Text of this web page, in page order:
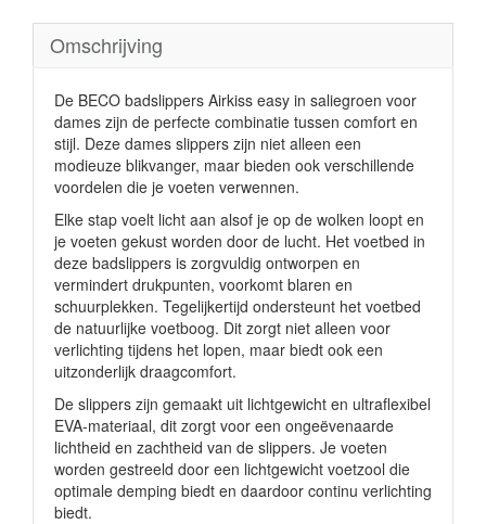
Omschrijving
De BECO badslippers Airkiss easy in saliegroen voor
dames zijn de perfecte combinatie tussen comfort en
stijl. Deze dames slippers zijn niet alleen een
modieuze blikvanger, maar bieden ook verschillende
voordelen die je voeten verwennen.
Elke stap voelt licht aan alsof je op de wolken loopt en
je voeten gekust worden door de lucht. Het voetbed in
deze badslippers is zorgvuldig ontworpen en
vermindert drukpunten, voorkomt blaren en
schuurplekken. Tegelijkertijd ondersteunt het voetbed
de natuurlijke voetboog. Dit zorgt niet alleen voor
verlichting tijdens het lopen, maar biedt ook een
uitzonderlijk draagcomfort.
De slippers zijn gemaakt uit lichtgewicht en ultraflexibel
EVA-materiaal, dit zorgt voor een ongeëvenaarde
lichtheid en zachtheid van de slippers. Je voeten
worden gestreeld door een lichtgewicht voetzool die
optimale demping biedt en daardoor continu verlichting
biedt.